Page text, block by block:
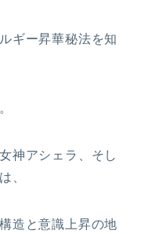
ギー昇華秘法を知
神アシェラ、そし
、
造と意識上昇の地